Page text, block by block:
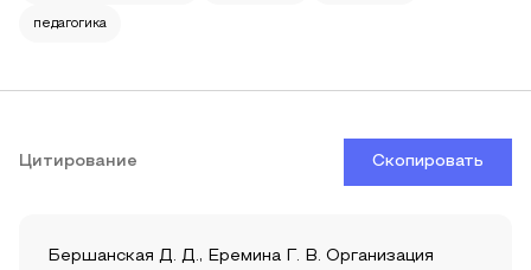
педагогика
Цитирование Скопировать
Бершанская Д. Д., Еремина Г. В. Организация